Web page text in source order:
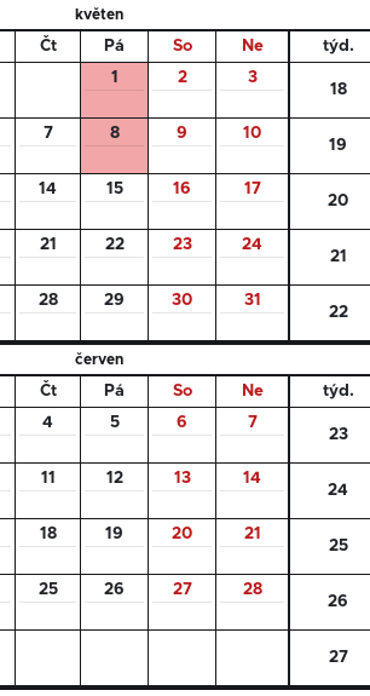
květen
Čt Pá So Ne
týd.
1
2 3
18
7 8 9 10
19
14 15 16 17
20
21 22 23 24
21
28 29 30 31
22
červen
Čt Pá So Ne
týd.
4 5 6 7
23
11 12 13 14
24
18 19 20 21
25
25 26 27 28
26
27